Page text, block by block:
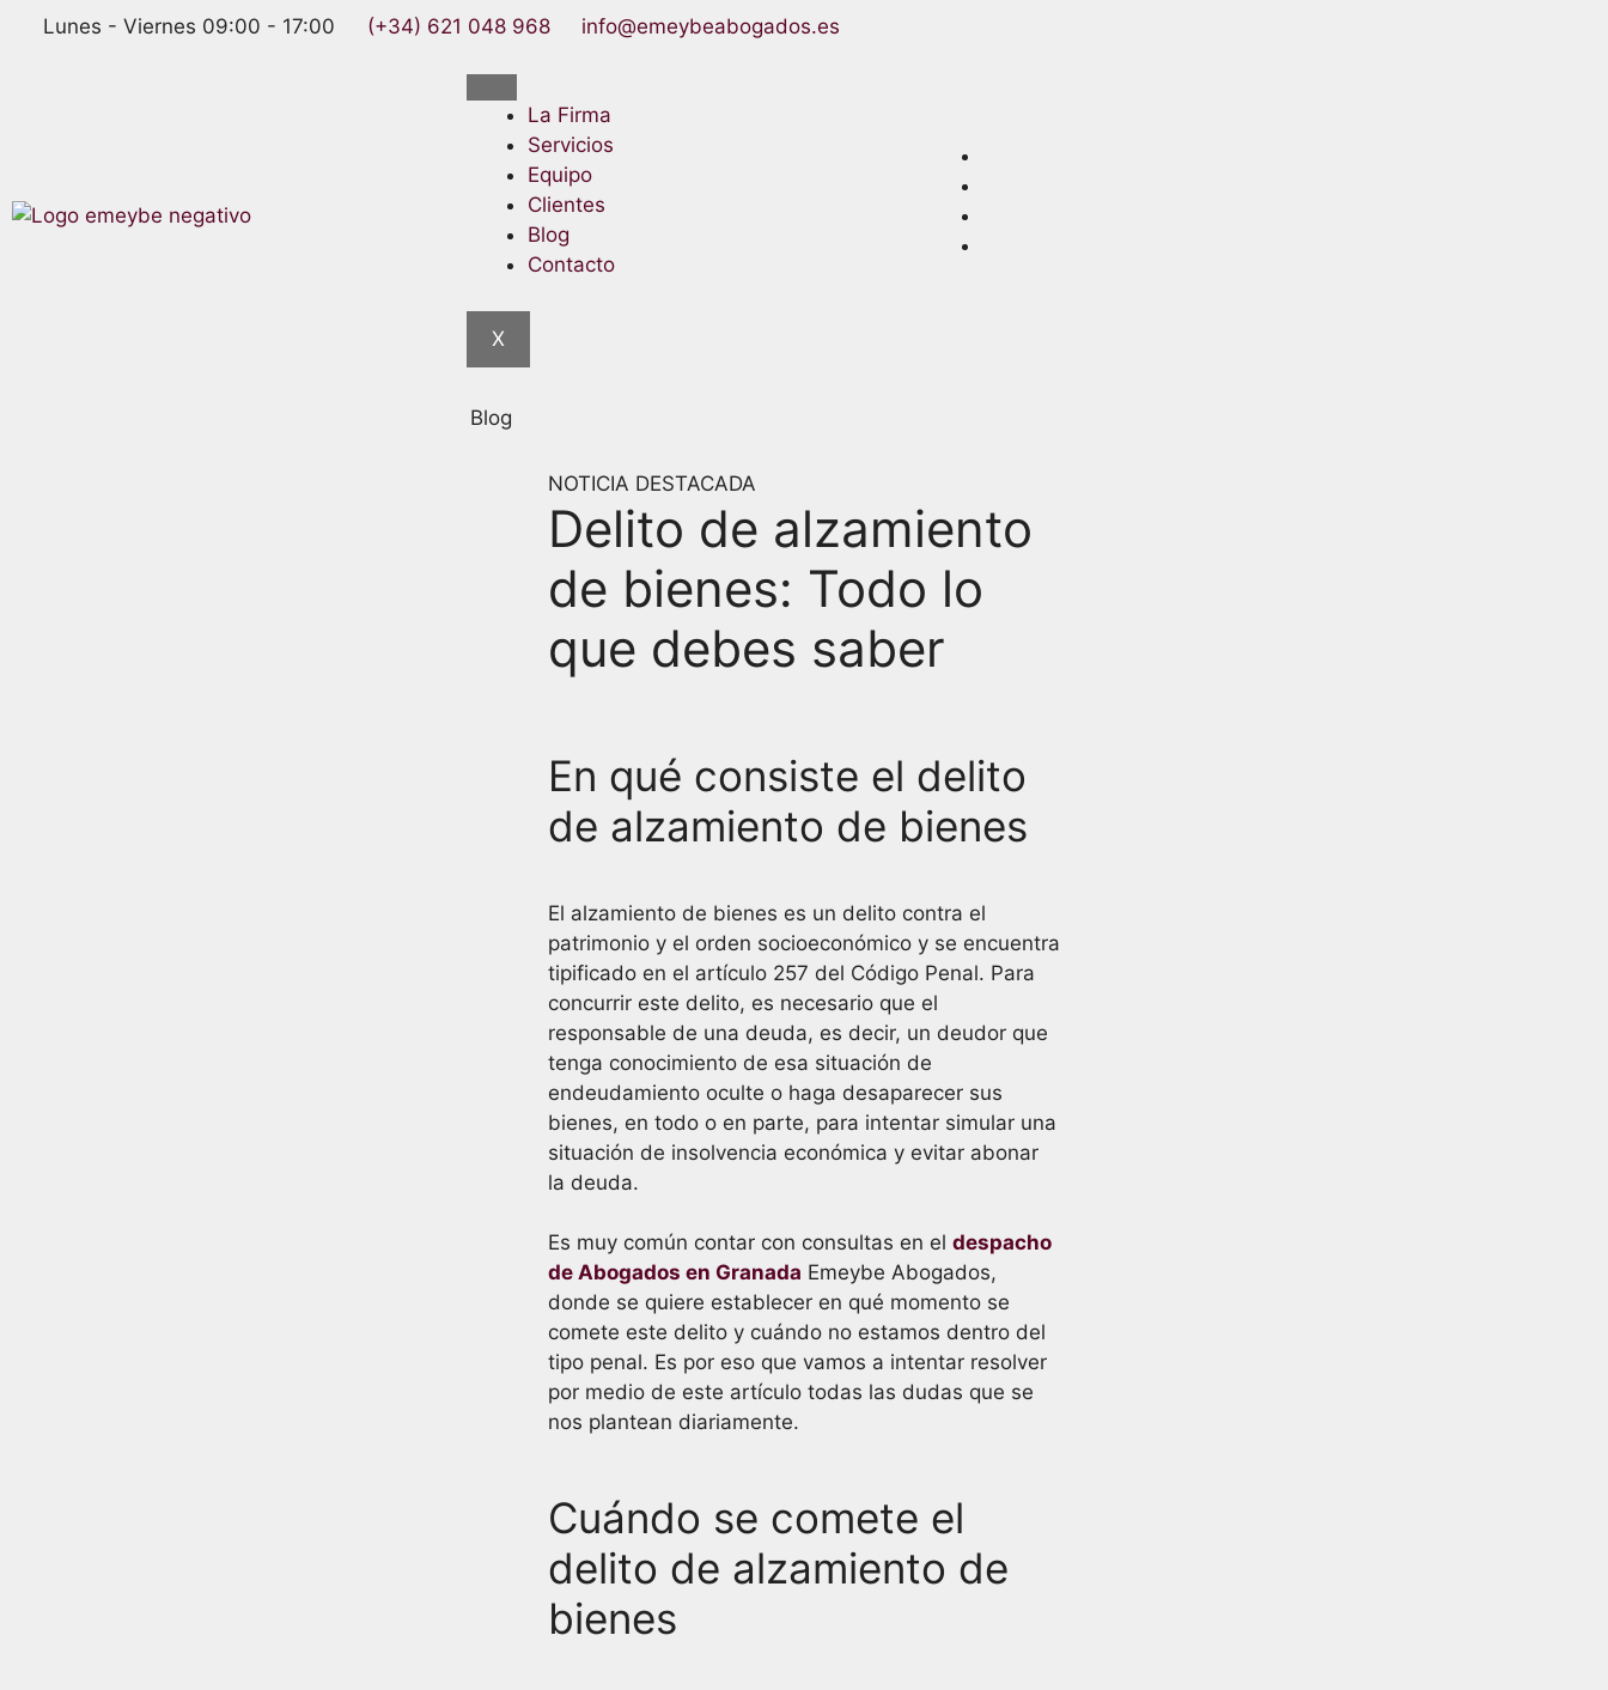
Lunes - Viernes 09:00 - 17:00 (+34) 621 048 968 info@emeybeabogados.es
La Firma
Servicios
Equipo
Clientes
Blog
Contacto
X
Blog
NOTICIA DESTACADA
Delito de alzamiento
de bienes: Todo lo
que debes saber
En qué consiste el delito
de alzamiento de bienes
El alzamiento de bienes es un delito contra el
patrimonio y el orden socioeconómico y se encuentra
tipificado en el artículo 257 del Código Penal. Para
concurrir este delito, es necesario que el
responsable de una deuda, es decir, un deudor que
tenga conocimiento de esa situación de
endeudamiento oculte o haga desaparecer sus
bienes, en todo o en parte, para intentar simular una
situación de insolvencia económica y evitar abonar
la deuda.
Es muy común contar con consultas en el despacho
de Abogados en Granada Emeybe Abogados,
donde se quiere establecer en qué momento se
comete este delito y cuándo no estamos dentro del
tipo penal. Es por eso que vamos a intentar resolver
por medio de este artículo todas las dudas que se
nos plantean diariamente.
Cuándo se comete el
delito de alzamiento de
bienes